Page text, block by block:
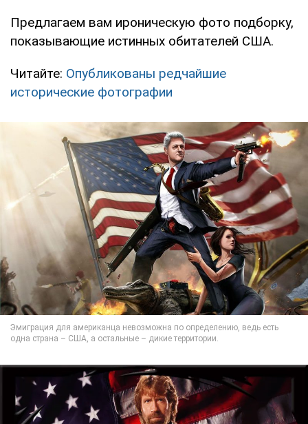
Предлагаем вам ироническую фото подборку,
показывающие истинных обитателей США.
Читайте: Опубликованы редчайшие
исторические фотографии